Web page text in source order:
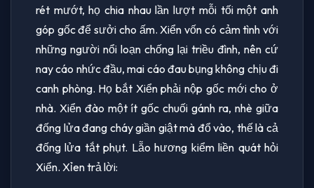
rét mướt, họ chia nhau lần lượt mỗi tối một anh
góp gốc để sưởi cho ấm. Xiển vốn có cảm tình với
những người nổi loạn chống lại triều đình, nên cứ
nay cáo nhức đầu, mai cáo đau bụng không chịu đi
canh phòng. Họ bắt Xiển phải nộp gốc mới cho ở
nhà. Xiển đào một ít gốc chuối gánh ra, nhè giữa
đống lửa đang cháy giần giật mà đổ vào, thế là cả
đống lửa tắt phụt. Lẵo hương kiểm liền quát hỏi
Xiển. Xỉen trả lời: